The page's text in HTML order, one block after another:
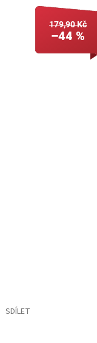
179,90 Kč
–44 %
SDÍLET